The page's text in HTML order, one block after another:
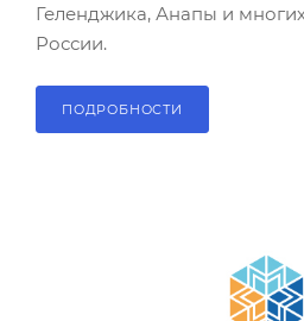
Геленджика, Анапы и
России.
ПОДРОБНОСТИ